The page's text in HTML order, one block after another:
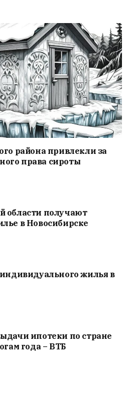
района привлекли за
права сироты
области получают
в Новосибирске
жилья в
ипотеки по стране
года – ВТБ